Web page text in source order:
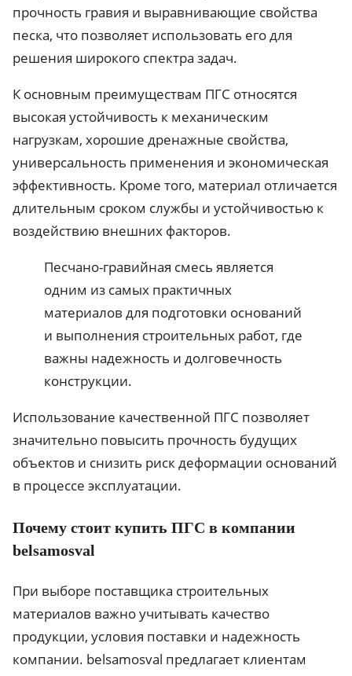
прочность гравия и выравнивающие свойства
песка, что позволяет использовать его для
решения широкого спектра задач.
К основным преимуществам ПГС относятся
высокая устойчивость к механическим
нагрузкам, хорошие дренажные свойства,
универсальность применения и экономическая
эффективность. Кроме того, материал отличается
длительным сроком службы и устойчивостью к
воздействию внешних факторов.
Песчано-гравийная смесь является
одним из самых практичных
материалов для подготовки оснований
и выполнения строительных работ, где
важны надежность и долговечность
конструкции.
Использование качественной ПГС позволяет
значительно повысить прочность будущих
объектов и снизить риск деформации оснований
в процессе эксплуатации.
Почему стоит купить ПГС в компании
belsamosval
При выборе поставщика строительных
материалов важно учитывать качество
продукции, условия поставки и надежность
компании. belsamosval предлагает клиентам